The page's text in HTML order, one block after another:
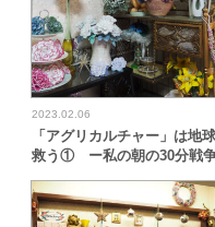
2023.02.06
「アグリカルチャー」は地
救う① ー私の朝の30分戦